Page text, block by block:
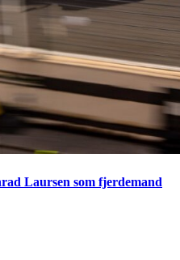
Laursen som fjerdemand